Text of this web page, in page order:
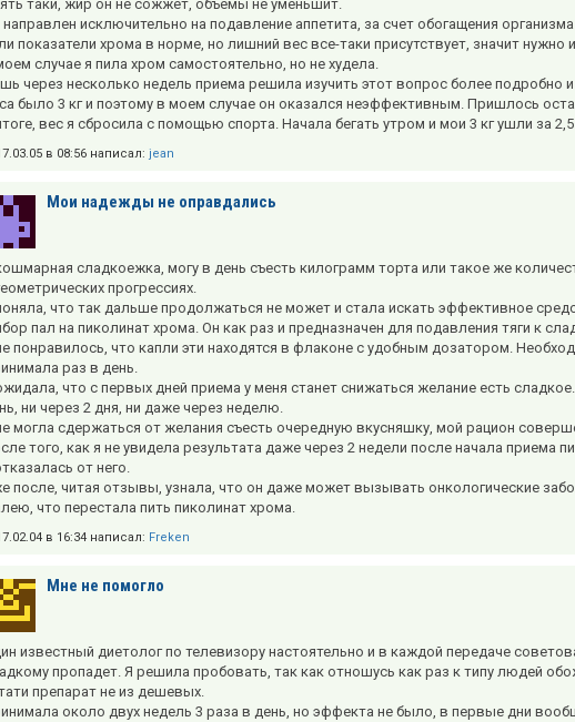
таки, жир он не сожжет, объемы не уменьшит.
исключительно на подавление аппетита, за счет обогащения
показатели хрома в норме, но лишний вес все-таки присутствует, значит нужно
случае я пила хром самостоятельно, но не худела.
через несколько недель приема решила изучить этот вопрос более подробно
было 3 кг и поэтому в моем случае он оказался неэффективным. Пришлось
вес я сбросила с помощью спорта. Начала бегать утром и мои 3 кг ушли за
в 08:56 написал: jean
Мои надежды не оправдались
сладкоежка, могу в день съесть килограмм торта или такое же
прогрессиях.
что так дальше продолжаться не может и стала искать эффективное
пал на пиколинат хрома. Он как раз и предназначен для подавления тяги к
понравилось, что капли эти находятся в флаконе с удобным дозатором.
раз в день.
что с первых дней приема у меня станет снижаться желание есть
ни через 2 дня, ни даже через неделю.
могла сдержаться от желания съесть очередную вкусняшку, мой рацион
того, как я не увидела результата даже через 2 недели после начала приема
от него.
после, читая отзывы, узнала, что он даже может вызывать онкологические
что перестала пить пиколинат хрома.
в 16:34 написал: Freken
Мне не помогло
известный диетолог по телевизору настоятельно и в каждой передаче
пропадет. Я решила пробовать, так как отношусь как раз к типу людей
препарат не из дешевых.
около двух недель 3 раза в день, но эффекта не было, в первые дни